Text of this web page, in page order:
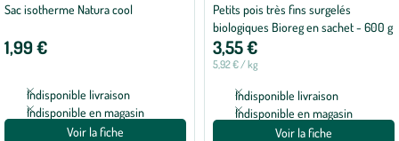
Sac isotherme Natura cool
1,99 €
Indisponible livraison
Indisponible en magasin
Voir la fiche
Petits pois très fins surgelés
biologiques Bioreg en sachet - 600 g
3,55 €
5,92 € / kg
Indisponible livraison
Indisponible en magasin
Voir la fiche